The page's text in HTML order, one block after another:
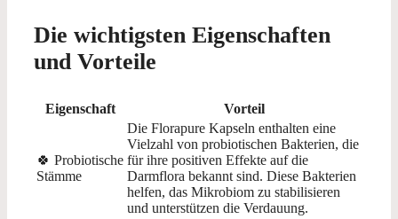
Die wichtigsten Eigenschaften
und Vorteile
Eigenschaft Vorteil
🍀 Probiotische
Stämme
Die Florapure Kapseln enthalten eine
Vielzahl von probiotischen Bakterien, die
für ihre positiven Effekte auf die
Darmflora bekannt sind. Diese Bakterien
helfen, das Mikrobiom zu stabilisieren
und unterstützen die Verdauung.